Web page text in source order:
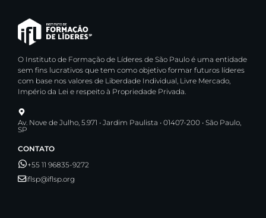
O Instituto de Formação de Líderes de São Paulo é uma entidade
sem fins lucrativos que tem como objetivo formar futuros líderes
com base nos valores de Liberdade Individual, Livre Mercado,
Império da Lei e respeito à Propriedade Privada.
Av. Nove de Julho, 5.971 • Jardim Paulista • 01407-200 • São Paulo,
SP
CONTATO
+55 11 96835-9272
iflsp@iflsp.org